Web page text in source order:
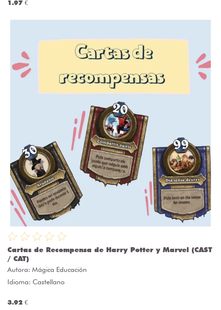
1.97 €
Cartas de Recompensa de Harry Potter y Marvel (CAST
/ CAT)
Autora: Mágica Educación
Idioma: Castellano
3.92 €